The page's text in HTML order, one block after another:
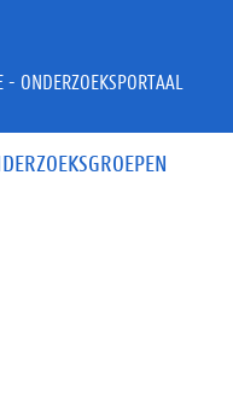
- ONDERZOEKSPORTAAL